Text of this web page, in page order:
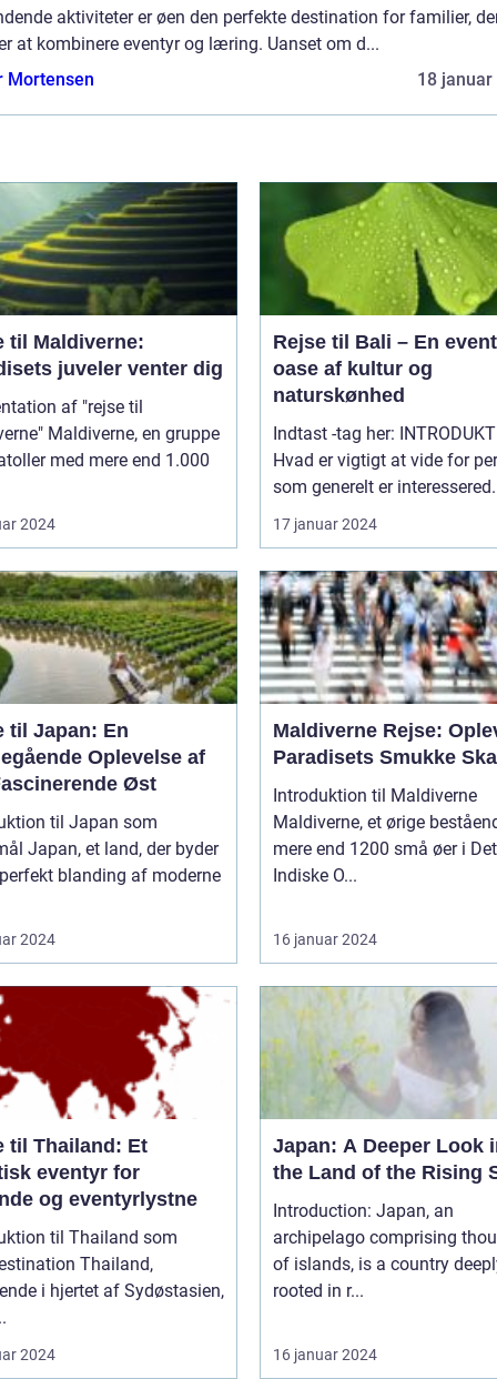
aktiviteter er øen den perfekte destination for familier,
at kombinere eventyr og læring. Uanset om d...
Mortensen
18 januar
til Maldiverne:
juveler venter dig
af "rejse til
en gruppe
med mere end 1.000
2024
Rejse til Bali – En
oase af kultur og
naturskønhed
Indtast -tag her: INTRODUKTION:
Hvad er vigtigt at vide for
som generelt er
17 januar 2024
til Japan: En
Oplevelse af
Øst
til Japan som
byder
blanding af moderne
2024
Maldiverne Rejse:
Paradisets Smukke
Introduktion til Maldiverne
Maldiverne, et ørige
mere end 1200 små øer i Det
Indiske O...
16 januar 2024
til Thailand: Et
eventyr for
og eventyrlystne
til Thailand som
Thailand,
i hjertet af Sydøstasien,
2024
Japan: A Deeper Look
the Land of the Rising
Introduction: Japan, an
archipelago comprising
of islands, is a country
rooted in r...
16 januar 2024